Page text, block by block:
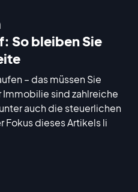
So bleiben Sie
– das müssen Sie
Immobilie sind zahlreiche
auch die steuerlichen
Fokus dieses Artikels li